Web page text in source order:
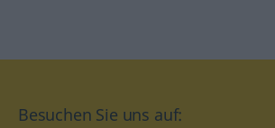
Besuchen Sie uns auf: